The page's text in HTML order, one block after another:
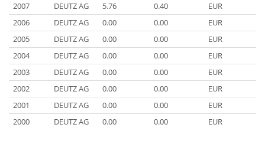
2007
DEUTZ AG 5.76 0.40
EUR
2006
DEUTZ AG 0.00 0.00
EUR
2005
DEUTZ AG 0.00 0.00
EUR
2004
DEUTZ AG 0.00 0.00
EUR
2003
DEUTZ AG 0.00 0.00
EUR
2002
DEUTZ AG 0.00 0.00
EUR
2001
DEUTZ AG 0.00 0.00
EUR
2000
DEUTZ AG 0.00 0.00 EUR